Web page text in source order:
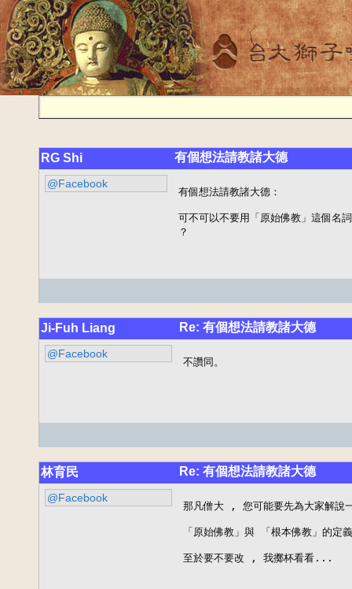
RG Shi 有個想法請教諸大德
@Facebook
有個想法請教諸大德：
可不可以不要用「原始佛教」這個名
？
Ji-Fuh Liang Re: 有個想法請教諸大德
@Facebook
不讚同。
林育民 Re: 有個想法請教諸大德
@Facebook
那凡僧大 , 您可能要先為大家解說
「原始佛教」與 「根本佛教」的定
至於要不要改 , 我擲杯看看...